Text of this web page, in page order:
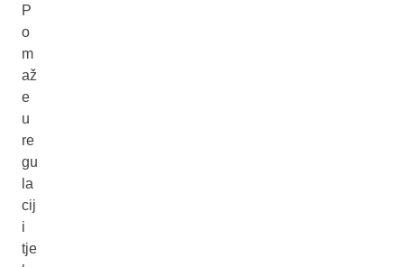
P
o
m
až
e
u
re
gu
la
cij
i
tje